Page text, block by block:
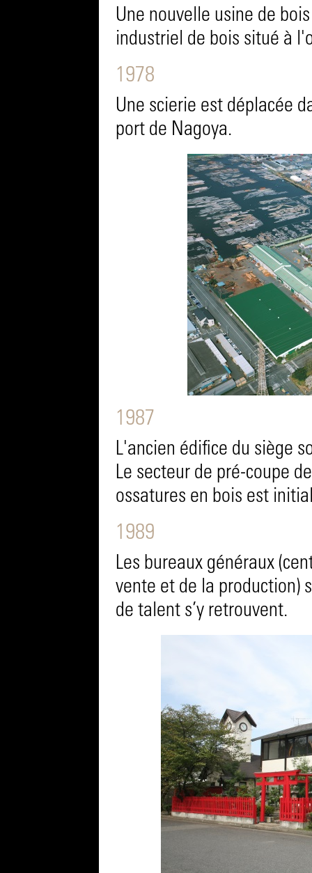
Une nouvelle usine de
industriel de bois situé à
1978
Une scierie est déplacée
port de Nagoya.
1987
L'ancien édifice du siège
Le secteur de pré-coupe
ossatures en bois est
1989
Les bureaux généraux
vente et de la production)
de talent s’y retrouvent.